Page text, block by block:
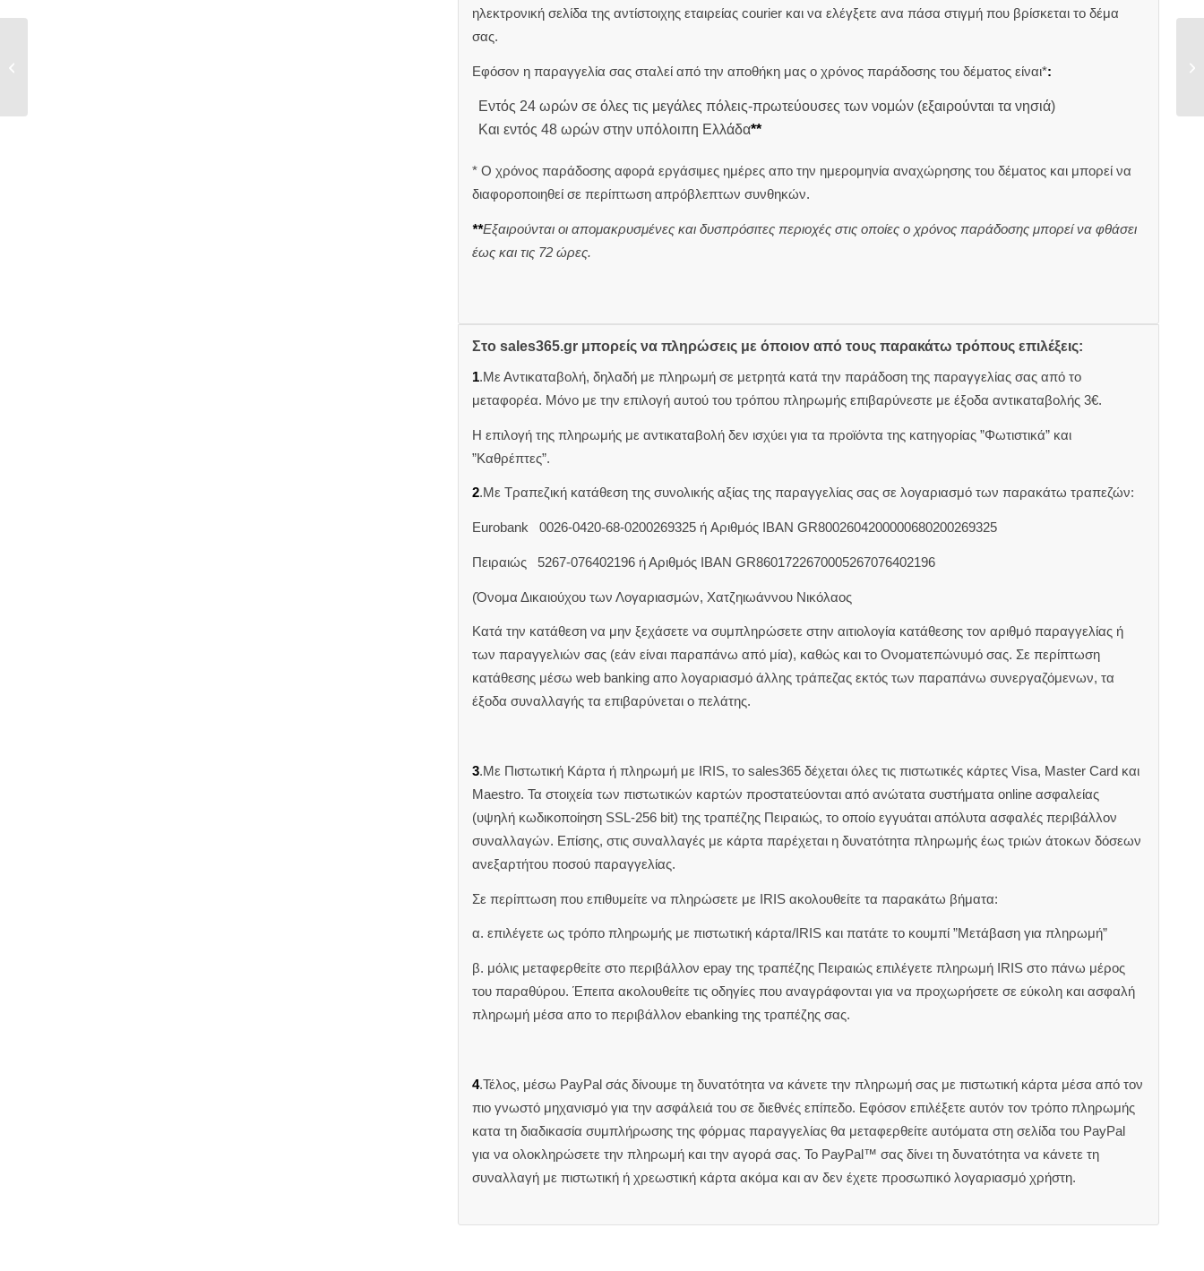
ηλεκτρονική σελίδα της αντίστοιχης εταιρείας courier και να ελέγξετε ανα πάσα στιγμή που βρίσκεται το δέμα
σας.
Εφόσον η παραγγελία σας σταλεί από την αποθήκη μας ο χρόνος παράδοσης του δέματος είναι*:
Εντός 24 ωρών σε όλες τις μεγάλες πόλεις-πρωτεύουσες των νομών (εξαιρούνται τα νησιά)
Και εντός 48 ωρών στην υπόλοιπη Ελλάδα**
* Ο χρόνος παράδοσης αφορά εργάσιμες ημέρες απο την ημερομηνία αναχώρησης του δέματος και μπορεί να
διαφοροποιηθεί σε περίπτωση απρόβλεπτων συνθηκών.
**Εξαιρούνται οι απομακρυσμένες και δυσπρόσιτες περιοχές στις οποίες ο χρόνος παράδοσης μπορεί να φθάσει
έως και τις 72 ώρες.
Στο sales365.gr μπορείς να πληρώσεις με όποιον από τους παρακάτω τρόπους επιλέξεις:
1.Με Αντικαταβολή, δηλαδή με πληρωμή σε μετρητά κατά την παράδοση της παραγγελίας σας από το
μεταφορέα. Μόνο με την επιλογή αυτού του τρόπου πληρωμής επιβαρύνεστε με έξοδα αντικαταβολής 3€.
Η επιλογή της πληρωμής με αντικαταβολή δεν ισχύει για τα προϊόντα της κατηγορίας ”Φωτιστικά” και
”Καθρέπτες”.
2.Με Τραπεζική κατάθεση της συνολικής αξίας της παραγγελίας σας σε λογαριασμό των παρακάτω τραπεζών:
Eurobank 0026-0420-68-0200269325 ή Aριθμός IBAN GR8002604200000680200269325
Πειραιώς 5267-076402196 ή Αριθμός IBAN GR8601722670005267076402196
(Όνομα Δικαιούχου των Λογαριασμών, Χατζηιωάννου Νικόλαος
Κατά την κατάθεση να μην ξεχάσετε να συμπληρώσετε στην αιτιολογία κατάθεσης τον αριθμό παραγγελίας ή
των παραγγελιών σας (εάν είναι παραπάνω από μία), καθώς και το Ονοματεπώνυμό σας. Σε περίπτωση
κατάθεσης μέσω web banking απο λογαριασμό άλλης τράπεζας εκτός των παραπάνω συνεργαζόμενων, τα
έξοδα συναλλαγής τα επιβαρύνεται ο πελάτης.
3.Με Πιστωτική Κάρτα ή πληρωμή με IRIS, το sales365 δέχεται όλες τις πιστωτικές κάρτες Visa, Master Card και
Maestro. Τα στοιχεία των πιστωτικών καρτών προστατεύονται από ανώτατα συστήματα online ασφαλείας
(υψηλή κωδικοποίηση SSL-256 bit) της τραπέζης Πειραιώς, το οποίο εγγυάται απόλυτα ασφαλές περιβάλλον
συναλλαγών. Επίσης, στις συναλλαγές με κάρτα παρέχεται η δυνατότητα πληρωμής έως τριών άτοκων δόσεων
ανεξαρτήτου ποσού παραγγελίας.
Σε περίπτωση που επιθυμείτε να πληρώσετε με IRIS ακολουθείτε τα παρακάτω βήματα:
α. επιλέγετε ως τρόπο πληρωμής με πιστωτική κάρτα/IRIS και πατάτε το κουμπί ”Μετάβαση για πληρωμή”
β. μόλις μεταφερθείτε στο περιβάλλον epay της τραπέζης Πειραιώς επιλέγετε πληρωμή IRIS στο πάνω μέρος
του παραθύρου. Έπειτα ακολουθείτε τις οδηγίες που αναγράφονται για να προχωρήσετε σε εύκολη και ασφαλή
πληρωμή μέσα απο το περιβάλλον ebanking της τραπέζης σας.
4.Τέλος, μέσω PayPal σάς δίνουμε τη δυνατότητα να κάνετε την πληρωμή σας με πιστωτική κάρτα μέσα από τον
πιο γνωστό μηχανισμό για την ασφάλειά του σε διεθνές επίπεδο. Εφόσον επιλέξετε αυτόν τον τρόπο πληρωμής
κατα τη διαδικασία συμπλήρωσης της φόρμας παραγγελίας θα μεταφερθείτε αυτόματα στη σελίδα του PayPal
για να ολοκληρώσετε την πληρωμή και την αγορά σας. Το PayPal™ σας δίνει τη δυνατότητα να κάνετε τη
συναλλαγή με πιστωτική ή χρεωστική κάρτα ακόμα και αν δεν έχετε προσωπικό λογαριασμό χρήστη.